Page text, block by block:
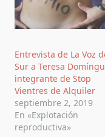
Entrevista de La Voz
Sur a Teresa
integrante de Stop
Vientres de Alquiler
septiembre 2, 2019
En «Explotación
reproductiva»